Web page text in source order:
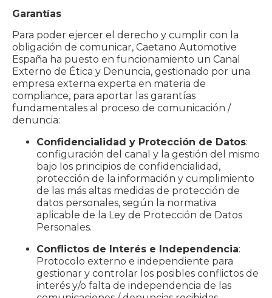
Garantías
Para poder ejercer el derecho y cumplir con la
obligación de comunicar, Caetano Automotive
España ha puesto en funcionamiento un Canal
Externo de Ética y Denuncia, gestionado por una
empresa externa experta en materia de
compliance, para aportar las garantías
fundamentales al proceso de comunicación /
denuncia:
Confidencialidad y Protección de Datos:
configuración del canal y la gestión del mismo
bajo los principios de confidencialidad,
protección de la información y cumplimiento
de las más altas medidas de protección de
datos personales, según la normativa
aplicable de la Ley de Protección de Datos
Personales.
Conflictos de Interés e Independencia:
Protocolo externo e independiente para
gestionar y controlar los posibles conflictos de
interés y/o falta de independencia de las